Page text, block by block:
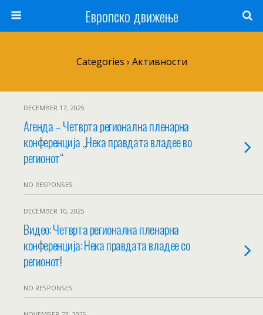
Европско движење
Categories › Активности
DECEMBER 17, 2025
Aгенда – Четврта регионална пленарна
конференција „Нека правдата владее во
регионот“
NO RESPONSES
DECEMBER 10, 2025
Видео: Четврта регионална пленарна
конференција: Нека правдата владее со
регионот!
NO RESPONSES